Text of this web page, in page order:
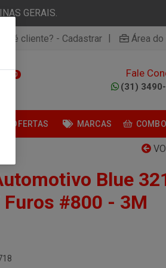
GERAIS.
é cliente? - Cadastrar | Área
0 Fale
(31)
OFERTAS MARCAS
Blue
#800 - 3M